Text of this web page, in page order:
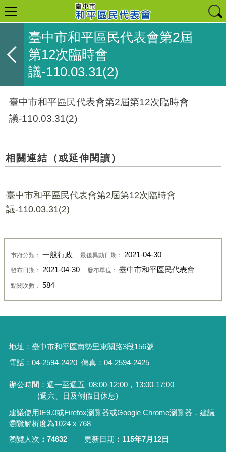
臺中市和平區民代表會第2屆
第12次臨時會
議-110.03.31(2)
臺中市和平區民代表會第2屆第12次臨時會
議-110.03.31(2)
相關連結（或延伸閱讀）
臺中市和平區民代表會第2屆第12次臨時會
議-110.03.31(2)
市府分類： 一般行政 最後異動日期： 2021-04-30
發布日期： 2021-04-30 發布單位： 臺中市和平區民代表會
點閱次數： 584
地址： 臺中市和平區南勢里東關路3段156號
電話：04-2594-2420 傳真：04-2594-2425
辦公時間：週一至週五 08:00-12:00，13:00-17:00
(週六、日及例假日休息)
建議使用IE9.0或Firefox瀏覽器或Google Chrome瀏覽器，建議
瀏覽解析度為1024 x 768
瀏覽人次
74632 更新日期 115年7月12日